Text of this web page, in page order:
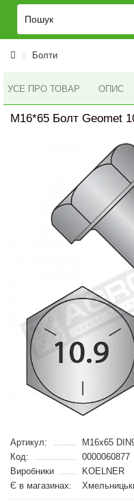
Болти
УСЕ ПРО ТОВАР ОПИС
M16*65 Болт Geomet
Артикул:
M16x65
Код:
0000060877
Виробники
KOELNER
Є в магазинах: